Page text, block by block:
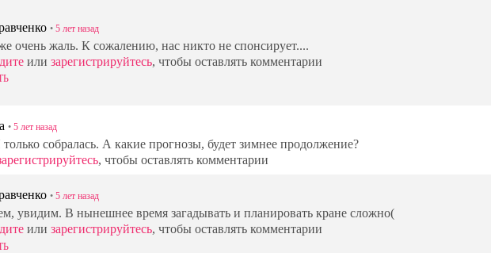
• 5 лет назад
очень жаль. К сожалению, нас никто не спонсирует....
или зарегистрируйтесь, чтобы оставлять комментарии
• 5 лет назад
собралась. А какие прогнозы, будет зимнее продолжение?
, чтобы оставлять комментарии
• 5 лет назад
увидим. В нынешнее время загадывать и планировать кране сложно(
или зарегистрируйтесь, чтобы оставлять комментарии